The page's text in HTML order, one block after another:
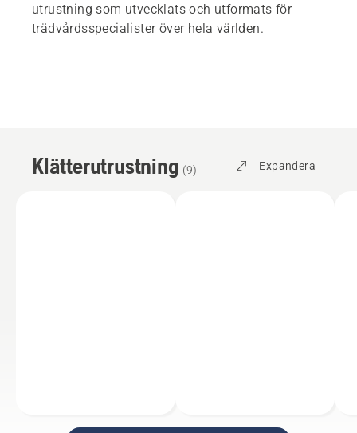
utrustning som utvecklats och utformats för
trädvårdsspecialister över hela världen.
Klätterutrustning (9) Expandera